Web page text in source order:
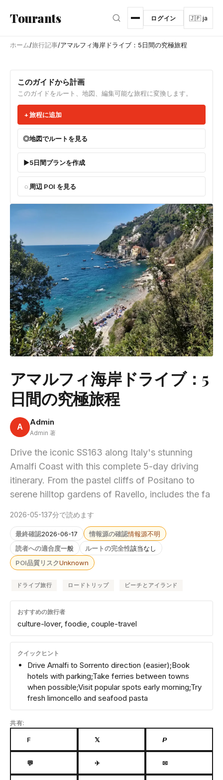
Tourants ログイン 🇯🇵 ja
ホーム/旅行記事/アマルフィ海岸ドライブ：5日間の究極旅程
このガイドから計画
このガイドをルート、地図、編集可能な旅程に変換します。
旅程に追加
地図でルートを見る
5日間プランを作成
周辺 POI を見る
アマルフィ海岸ドライブ：5
日間の究極旅程
A Admin
Admin 著
Drive the iconic SS163 along Italy's stunning
Amalfi Coast with this complete 5-day driving
itinerary. From the pastel cliffs of Positano to
serene hilltop gardens of Ravello, includes the fa
2026-05-137分で読めます
最終確認2026-06-17 情報源の確認情報源不明
読者への適合度一般 ルートの完全性該当なし
POI品質リスクUnknown
ドライブ旅行 ロードトリップ ビーチとアイランド
おすすめの旅行者
culture-lover, foodie, couple-travel
クイックヒント
Drive Amalfi to Sorrento direction (easier);Book
hotels with parking;Take ferries between towns
when possible;Visit popular spots early morning;Try
fresh limoncello and seafood pasta
共有:
F 𝕏 𝙋
💬 ✈ ✉